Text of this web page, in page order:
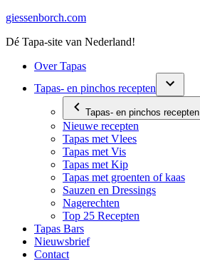
Ga
de
giessenborch.com
Dé Tapa-site van Nederland!
Over Tapas
Tapas- en pinchos recepten
Tapas- en pinchos recepten
Nieuwe recepten
Tapas met Vlees
Tapas met Vis
Tapas met Kip
Tapas met groenten of kaas
Sauzen en Dressings
Nagerechten
Top 25 Recepten
Tapas Bars
Nieuwsbrief
Contact